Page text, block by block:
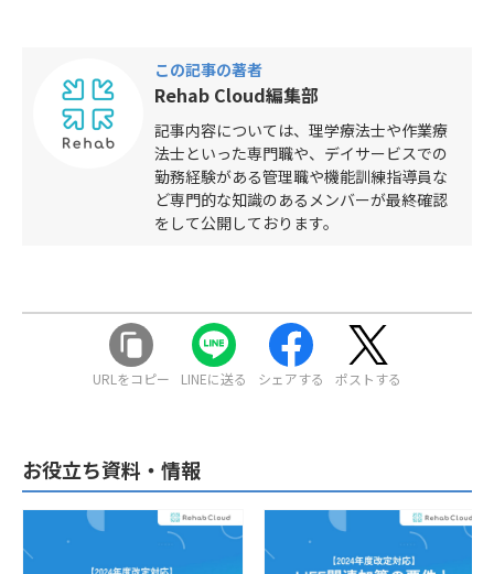
この記事の著者
Rehab Cloud編集部
記事内容については、理学療法士や作業療
法士といった専門職や、デイサービスでの
勤務経験がある管理職や機能訓練指導員な
ど専門的な知識のあるメンバーが最終確認
をして公開しております。
URLをコピー LINEに送る シェアする ポストする
お役立ち資料・情報